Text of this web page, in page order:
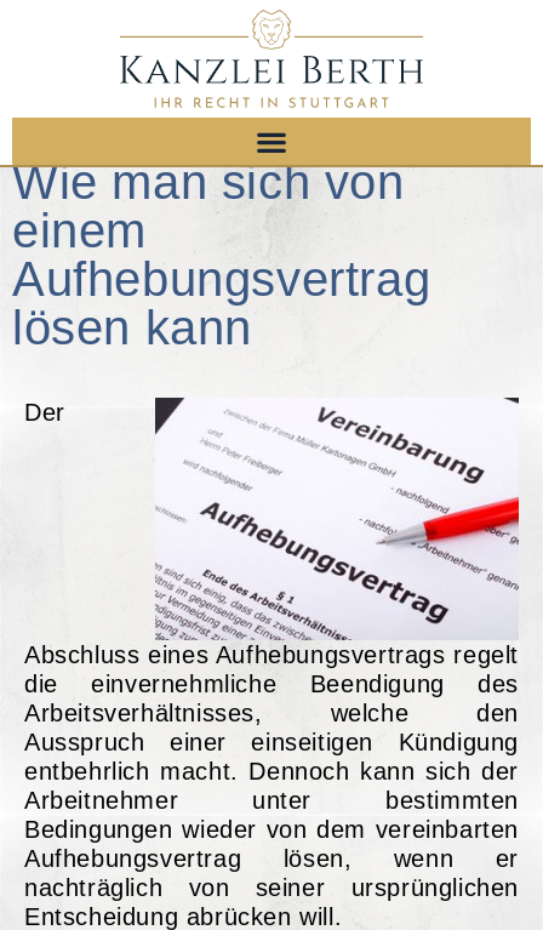
Wie man sich von
einem
Aufhebungsvertrag
lösen kann
Der
Abschluss eines Aufhebungsvertrags regelt
die einvernehmliche Beendigung des
Arbeitsverhältnisses, welche den
Ausspruch einer einseitigen Kündigung
entbehrlich macht. Dennoch kann sich der
Arbeitnehmer unter bestimmten
Bedingungen wieder von dem vereinbarten
Aufhebungsvertrag lösen, wenn er
nachträglich von seiner ursprünglichen
Entscheidung abrücken will.